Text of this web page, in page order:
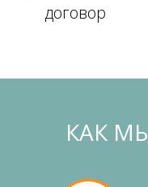
договор
КАК